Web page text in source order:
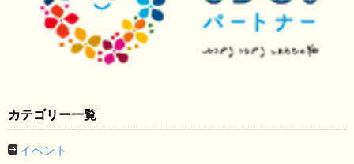
カテゴリー一覧
イベント